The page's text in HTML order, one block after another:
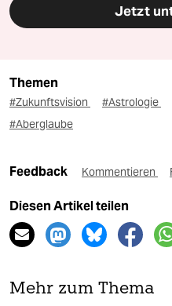
Jetzt
Themen
#Zukunftsvision #Astrologie
#Aberglaube
Feedback Kommentieren
Diesen Artikel teilen
Mehr zum Thema